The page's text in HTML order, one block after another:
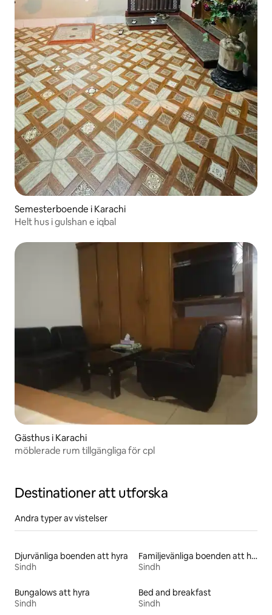
Semesterboende i Karachi
Helt hus i gulshan e iqbal
Gästhus i Karachi
möblerade rum tillgängliga för cpl
Destinationer att utforska
Andra typer av vistelser
Djurvänliga boenden att hyra
Sindh
Familjevänliga boenden att hyra
Sindh
Bungalows att hyra
Sindh
Bed and breakfast
Sindh